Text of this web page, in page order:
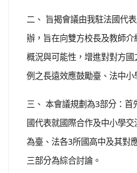
二、 旨揭會議由我駐法國代
辦，旨在向雙方校長及教師
概況與可能性，增進對對方
例之長遠效應鼓勵臺、法中小
三、 本會議規劃為3部分：
國代表就國際合作及中小學
為臺、法各3所國高中及其對
三部分為綜合討論。